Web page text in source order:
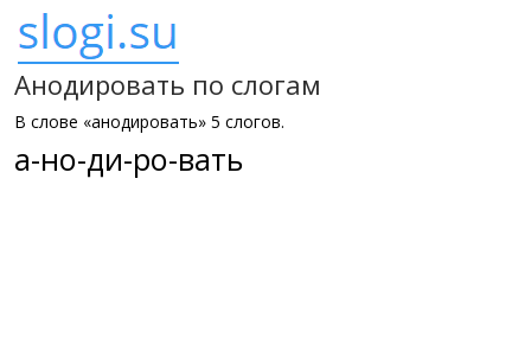
Анодировать по слогам
В слове «анодировать» 5 слогов.
а-но-ди-ро-вать